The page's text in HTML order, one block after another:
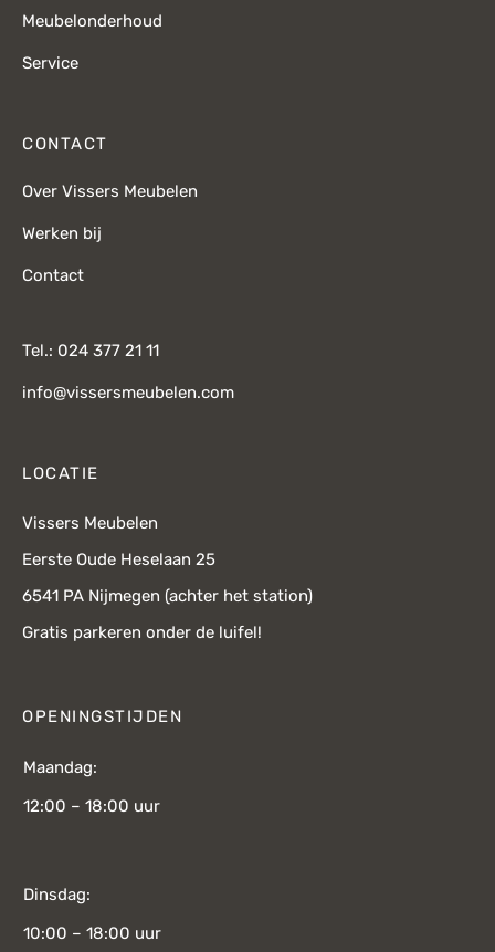
Meubelonderhoud
Service
CONTACT
Over Vissers Meubelen
Werken bij
Contact
Tel.: 024 377 21 11
info@vissersmeubelen.com
LOCATIE
Vissers Meubelen
Eerste Oude Heselaan 25
6541 PA Nijmegen (achter het station)
Gratis parkeren onder de luifel!
OPENINGSTIJDEN
Maandag:
12:00 – 18:00 uur
Dinsdag:
10:00 – 18:00 uur